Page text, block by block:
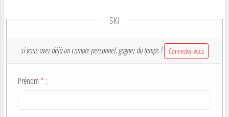
SKI
si vous avez déjà un compte personnel, gagnez du temps ! Connectez-vous
Prénom * :